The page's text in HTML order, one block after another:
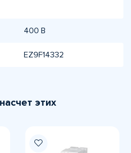
400 В
EZ9F14332
этих